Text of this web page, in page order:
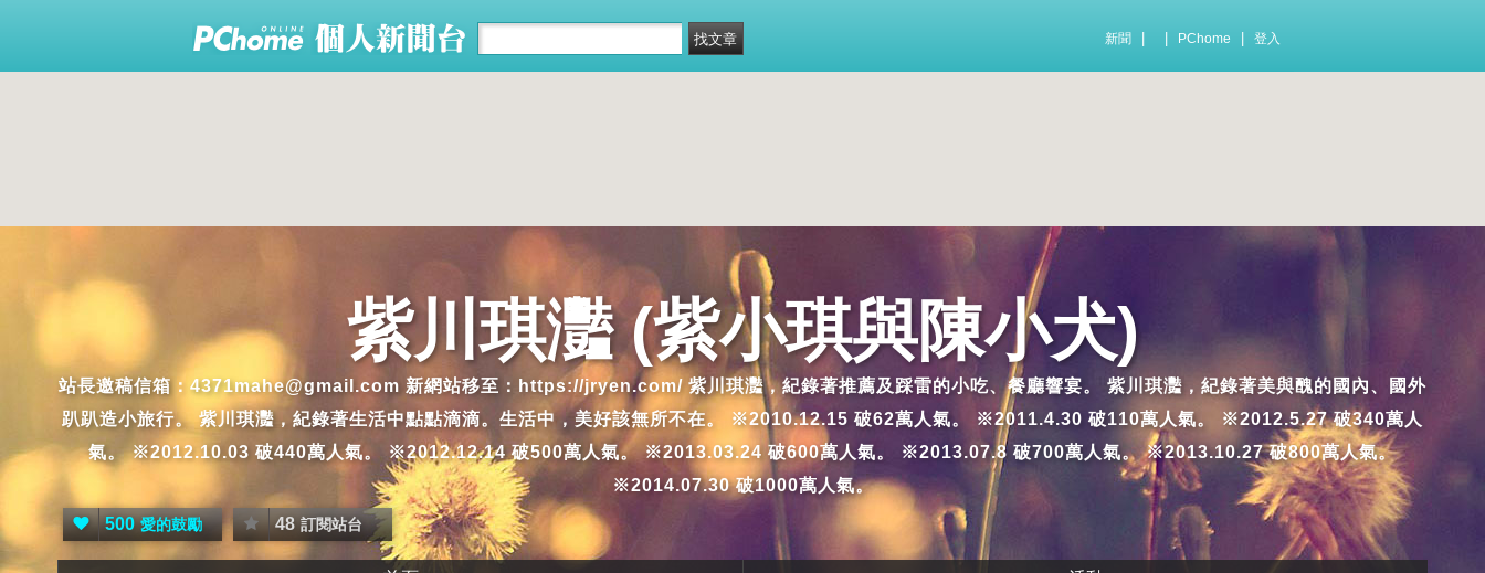
新聞 PChome 登入
紫川琪灩 (紫小琪與陳小犬)
站長邀稿信箱：4371mahe@gmail.com 新網站移至：https://jryen.com/ 紫川琪灩，紀錄著推薦及踩雷的小吃、餐廳響宴。 紫川琪灩，紀錄著美與醜的國內、國外
趴趴造小旅行。 紫川琪灩，紀錄著生活中點點滴滴。生活中，美好該無所不在。 ※2010.12.15 破62萬人氣。 ※2011.4.30 破110萬人氣。 ※2012.5.27 破340萬人
氣。 ※2012.10.03 破440萬人氣。 ※2012.12.14 破500萬人氣。 ※2013.03.24 破600萬人氣。 ※2013.07.8 破700萬人氣。 ※2013.10.27 破800萬人氣。
※2014.07.30 破1000萬人氣。
500 愛的鼓勵 48 訂閱站台